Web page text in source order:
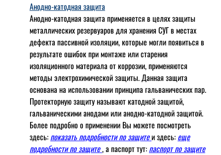
Анодно-катодная защита
Анодно-катодная защита применяется в целях защиты
металлических резервуаров для хранения СУГ в местах
дефекта пассивной изоляции, которые могли появиться в
результате ошибок при монтаже или старения
изоляционного материала от коррозии, применяются
методы электрохимической защиты. Данная защита
основана на использовании принципа гальванических пар.
Протекторную защиту называют катодной защитой,
гальваническими анодами или анодно-катодной защитой.
Более подробно о применении Вы можете посмотреть
здесь: показать подробности по защитеи здесь: еще
подробности по защите, а паспорт тут: паспорт по защите